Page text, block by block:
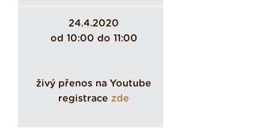
24.4.2020
od 10:00 do 11:00
živý přenos na Youtube
registrace zde